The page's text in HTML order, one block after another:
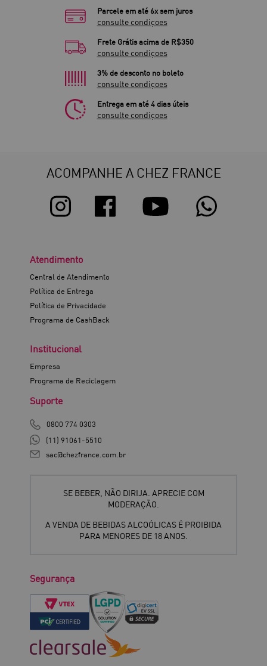
Parcele em até 6x sem juros
consulte condiçoes
Frete Grátis acima de R$350
consulte condiçoes
3% de desconto no boleto
consulte condiçoes
Entrega em até 4 dias úteis
consulte condiçoes
ACOMPANHE A CHEZ FRANCE
Atendimento
Central de Atendimento
Política de Entrega
Política de Privacidade
Programa de CashBack
Institucional
Empresa
Programa de Reciclagem
Suporte
0800 774 0303
(11) 91061-5510
sac@chezfrance.com.br
SE BEBER, NÃO DIRIJA. APRECIE COM
MODERAÇÃO.
A VENDA DE BEBIDAS ALCOÓLICAS É PROIBIDA
PARA MENORES DE 18 ANOS.
Segurança